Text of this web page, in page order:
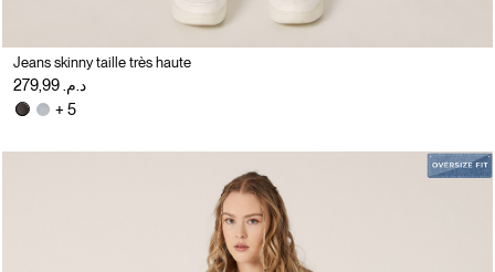
Jeans skinny taille très haute
د.م. 279,99
+ 5